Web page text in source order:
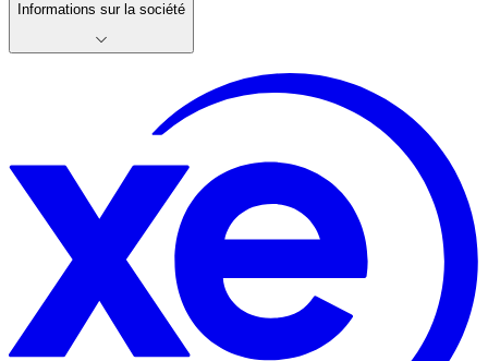
Informations sur la société